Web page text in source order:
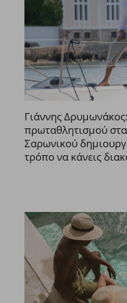
Γιάννης
πρωταθλητισμού
Σαρωνικού
τρόπο να κάνεις